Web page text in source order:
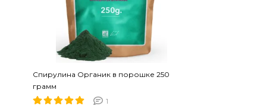
Спирулина Органик в порошке 250
грамм
1